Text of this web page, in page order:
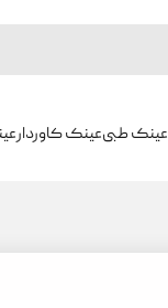
عینک طبیعینک کاوردار